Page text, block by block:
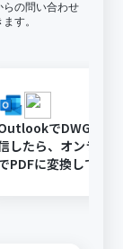
らの問い合わせ
す。
でDWGファ
したら、オンライ
PDFに変換して